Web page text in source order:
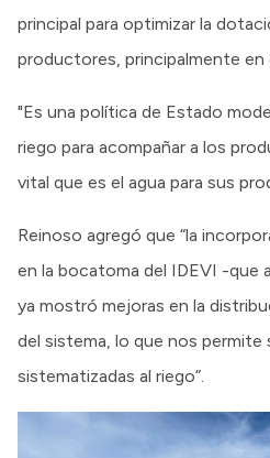
principal para optimizar la
productores, principalmente en
"Es una política de Estado
riego para acompañar a los
vital que es el agua para sus
Reinoso agregó que “la
en la bocatoma del IDEVI -que
ya mostró mejoras en la
del sistema, lo que nos permite
sistematizadas al riego”.